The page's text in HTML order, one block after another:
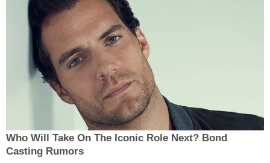
Who Will Take On The Iconic Role Next? Bond
Casting Rumors